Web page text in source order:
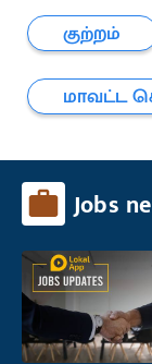
குற்றம்
மாவட்ட
Jobs